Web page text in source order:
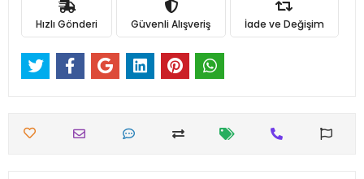
Hızlı Gönderi Güvenli Alışveriş İade ve Değişim